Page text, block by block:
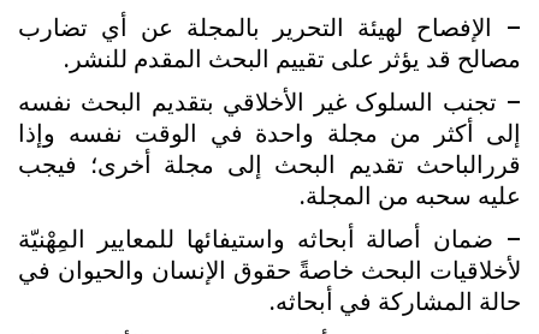
– الإفصاح لهيئة التحرير بالمجلة عن أي تضارب
مصالح قد يؤثر على تقييم البحث المقدم للنشر.
– تجنب السلوک غير الأخلاقي بتقديم البحث نفسه
إلى أکثر من مجلة واحدة في الوقت نفسه وإذا
قررالباحث تقديم البحث إلى مجلة أخرى؛ فيجب
عليه سحبه من المجلة.
– ضمان أصالة أبحاثه واستيفائها للمعايير المِهْنيّة
لأخلاقيات البحث خاصةً حقوق الإنسان والحيوان في
حالة المشارکة في أبحاثه.